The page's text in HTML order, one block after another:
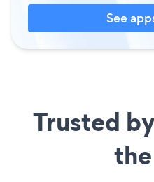
See
Trusted